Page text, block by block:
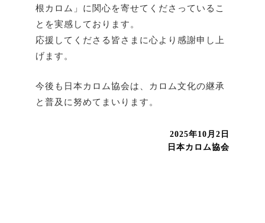
根カロム」に関心を寄せてくださっているこ
とを実感しております。
応援してくださる皆さまに心より感謝申し上
げます。
今後も日本カロム協会は、カロム文化の継承
と普及に努めてまいります。
2025年10月2日
日本カロム協会